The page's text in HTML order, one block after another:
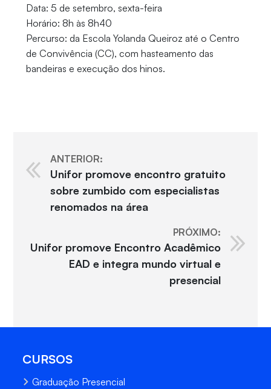
Data: 5 de setembro, sexta-feira
Horário: 8h às 8h40
Percurso: da Escola Yolanda Queiroz até o Centro
de Convivência (CC), com hasteamento das
bandeiras e execução dos hinos.
ANTERIOR:
Unifor promove encontro gratuito
sobre zumbido com especialistas
renomados na área
PRÓXIMO:
Unifor promove Encontro Acadêmico
EAD e integra mundo virtual e
presencial
CURSOS
Graduação Presencial